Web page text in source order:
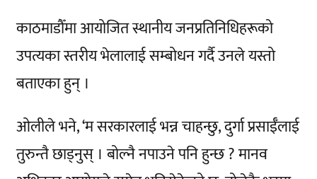
काठमाडौँमा आयोजित स्थानीय जनप्रतिनिधिहरूको
उपत्यका स्तरीय भेलालाई सम्बोधन गर्दै उनले यस्तो
बताएका हुन् ।
ओलीले भने, ‘म सरकारलाई भन्न चाहन्छु, दुर्गा प्रसाईँलाई
तुरुन्तै छाड्नुस् । बोल्नै नपाउने पनि हुन्छ ? मानव